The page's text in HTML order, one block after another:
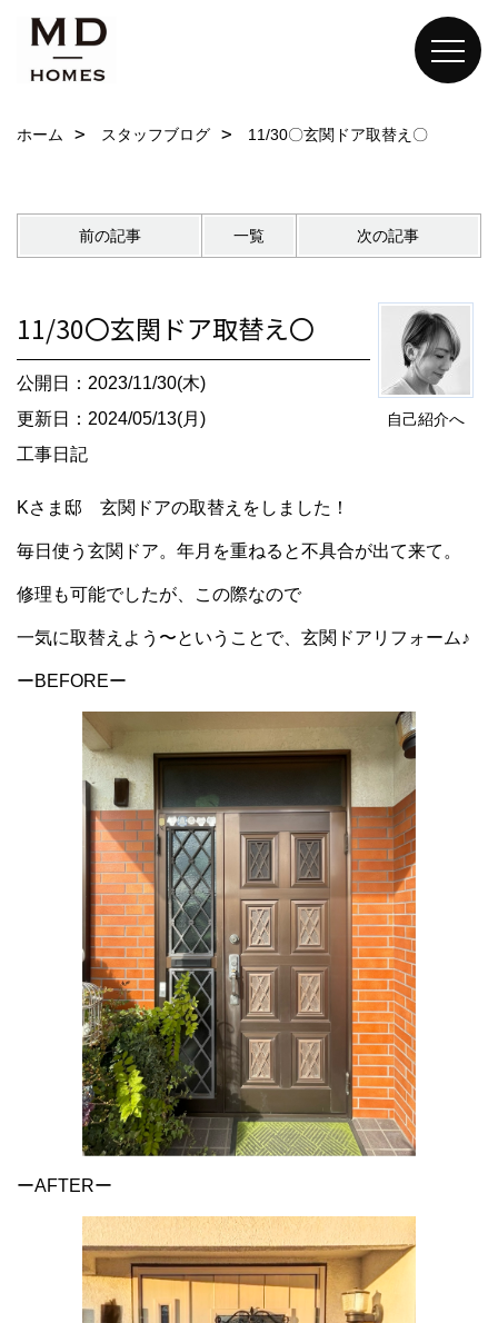
ホーム スタッフブログ 11/30〇玄関ドア取替え〇
前の記事 一覧 次の記事
自己紹介へ
11/30〇玄関ドア取替え〇
公開日：2023/11/30(木)
更新日：2024/05/13(月)
工事日記
Kさま邸 玄関ドアの取替えをしました！
毎日使う玄関ドア。年月を重ねると不具合が出て来て。
修理も可能でしたが、この際なので
一気に取替えよう〜ということで、玄関ドアリフォーム♪
ーBEFOREー
ーAFTERー